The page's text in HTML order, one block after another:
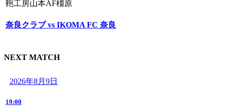
鞄工房山本AF橿原
奈良クラブ vs IKOMA FC 奈良
NEXT MATCH
2026年8月9日
19:00